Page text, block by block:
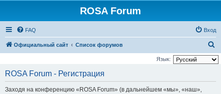
ROSA Forum
FAQ Вход
Официальный сайт Список форумов
о
Язык:
ROSA Forum - Регистрация
Заходя на конференцию «ROSA Forum» (в дальнейшем «мы», «наш»,